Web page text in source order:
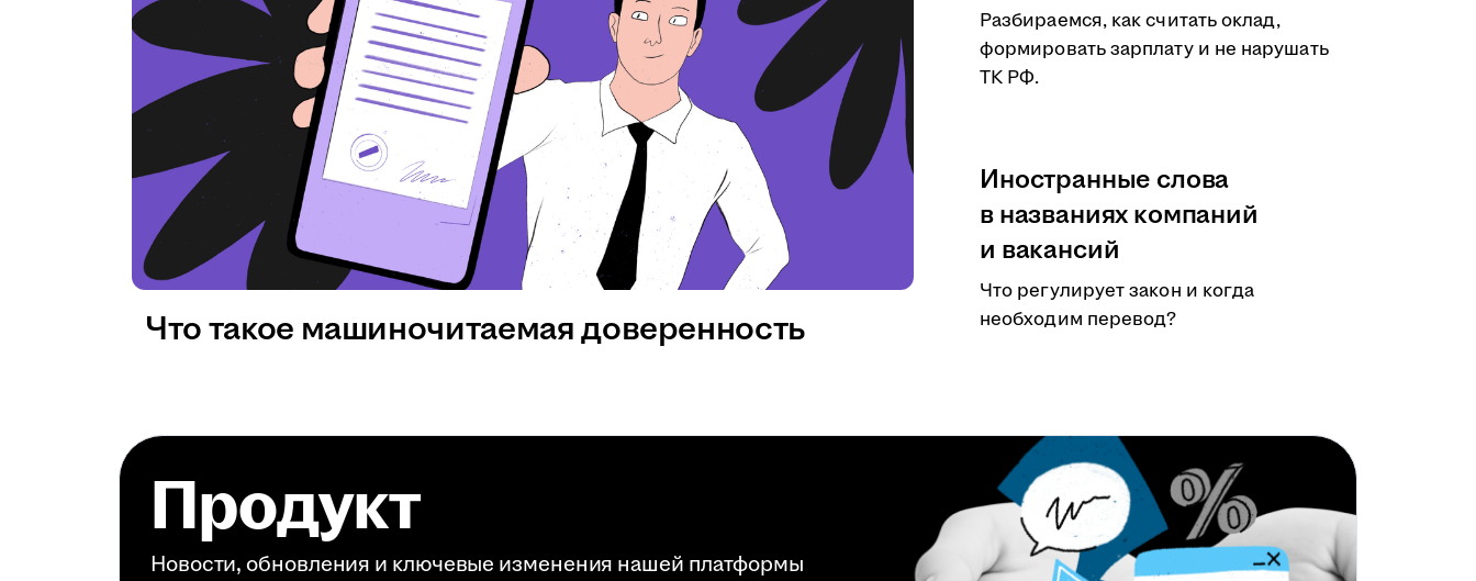
Разбираемся, как считать оклад,
формировать зарплату и не нарушать
ТК РФ.
Иностранные слова
в названиях компаний
и вакансий
Что регулирует закон и когда
необходим перевод?
Что такое машиночитаемая доверенность
Продукт
Новости, обновления и ключевые изменения нашей платформы